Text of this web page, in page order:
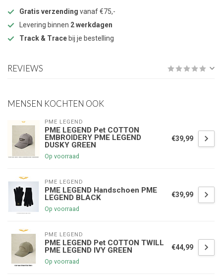
Gratis verzending vanaf €75,-
Levering binnen 2 werkdagen
Track & Trace bij je bestelling
REVIEWS
MENSEN KOCHTEN OOK
PME LEGEND
PME LEGEND Pet COTTON
EMBROIDERY PME LEGEND
DUSKY GREEN
Op voorraad
€39,99
PME LEGEND
PME LEGEND Handschoen PME
LEGEND BLACK
Op voorraad
€39,99
PME LEGEND
PME LEGEND Pet COTTON TWILL
PME LEGEND IVY GREEN
Op voorraad
€44,99